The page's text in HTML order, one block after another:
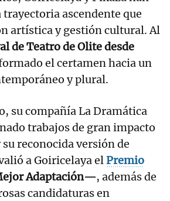
ascendente que
artística y gestión cultural. Al
de Teatro de Olite desde
el certamen hacia un
y plural.
su compañía La Dramática
trabajos de gran impacto
su reconocida versión de
a Goiricelaya elPremio
Adaptación—, además de
candidaturas en